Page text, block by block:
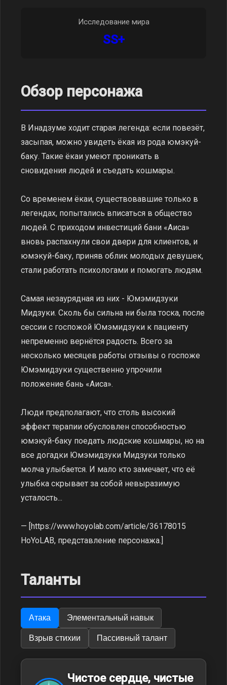
Исследование мира
SS+
Обзор персонажа
В Инадзуме ходит старая легенда: если повезёт,
засыпая, можно увидеть ёкая из рода юмэкуй-
баку. Такие ёкаи умеют проникать в
сновидения людей и съедать кошмары.
Со временем ёкаи, существовавшие только в
легендах, попытались вписаться в общество
людей. С приходом инвестиций бани «Аиса»
вновь распахнули свои двери для клиентов, и
юмэкуй-баку, приняв облик молодых девушек,
стали работать психологами и помогать людям.
Самая незаурядная из них - Юмэмидзуки
Мидзуки. Сколь бы сильна ни была тоска, после
сессии с госпожой Юмэмидзуки к пациенту
непременно вернётся радость. Всего за
несколько месяцев работы отзывы о госпоже
Юмэмидзуки существенно упрочили
положение бань «Аиса».
Люди предполагают, что столь высокий
эффект терапии обусловлен способностью
юмэкуй-баку поедать людские кошмары, но на
все догадки Юмэмидзуки Мидзуки только
молча улыбается. И мало кто замечает, что её
улыбка скрывает за собой невыразимую
усталость...
— [https://www.hoyolab.com/article/36178015
HoYoLAB, представление персонажа.]
Таланты
Атака Элементальный навык
Взрыв стихии Пассивный талант
Чистое сердце, чистые